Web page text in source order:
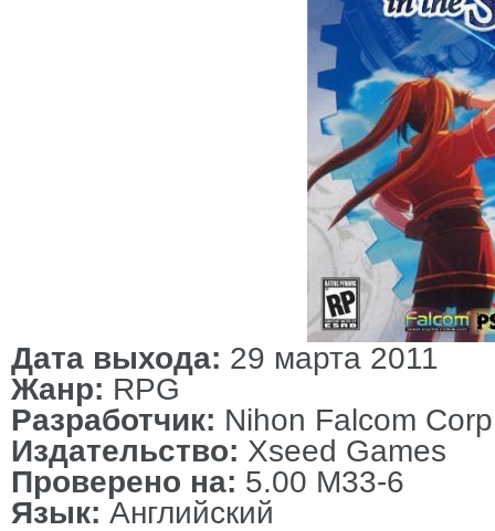
Дата выхода: 29 марта 2011
Жанр: RPG
Разработчик: Nihon Falcom
Издательство: Xseed Games
Проверено на: 5.00 M33-6
Язык: Английский